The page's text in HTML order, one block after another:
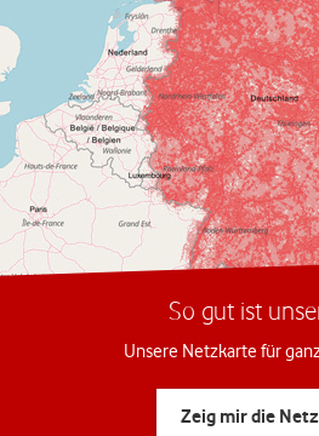
So gut ist
Unsere Netzkarte für
Zeig mir die